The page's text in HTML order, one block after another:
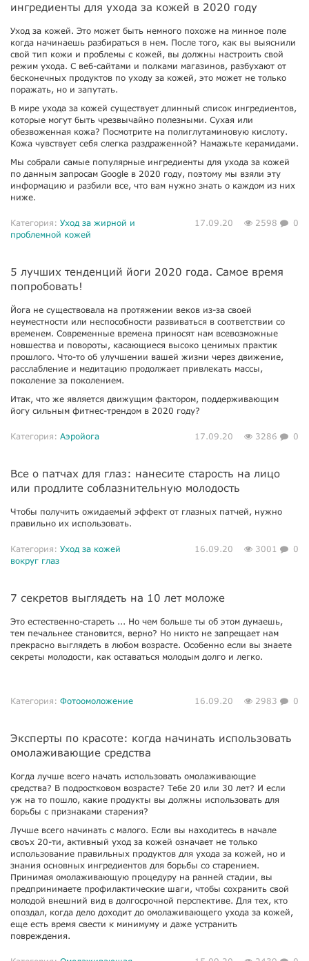
ингредиенты для ухода за кожей в 2020 году
Уход за кожей. Это может быть немного похоже на минное поле
когда начинаешь разбираться в нем. После того, как вы выяснили
свой тип кожи и проблемы с кожей, вы должны настроить свой
режим ухода. С веб-сайтами и полками магазинов, разбухают от
бесконечных продуктов по уходу за кожей, это может не только
поражать, но и запутать.
В мире ухода за кожей существует длинный список ингредиентов,
которые могут быть чрезвычайно полезными. Сухая или
обезвоженная кожа? Посмотрите на полиглутаминовую кислоту.
Кожа чувствует себя слегка раздраженной? Намажьте керамидами.
Мы собрали самые популярные ингредиенты для ухода за кожей
по данным запросам Google в 2020 году, поэтому мы взяли эту
информацию и разбили все, что вам нужно знать о каждом из них
ниже.
Категория: Уход за жирной и
проблемной кожей
17.09.20 2598 0
5 лучших тенденций йоги 2020 года. Самое время
попробовать!
Йога не существовала на протяжении веков из-за своей
неуместности или неспособности развиваться в соответствии со
временем. Современные времена приносят нам всевозможные
новшества и повороты, касающиеся высоко ценимых практик
прошлого. Что-то об улучшении вашей жизни через движение,
расслабление и медитацию продолжает привлекать массы,
поколение за поколением.
Итак, что же является движущим фактором, поддерживающим
йогу сильным фитнес-трендом в 2020 году?
Категория: Аэройога 17.09.20 3286 0
Все о патчах для глаз: нанесите старость на лицо
или продлите соблазнительную молодость
Чтобы получить ожидаемый эффект от глазных патчей, нужно
правильно их использовать.
Категория: Уход за кожей
вокруг глаз
16.09.20 3001 0
7 секретов выглядеть на 10 лет моложе
Это естественно-стареть ... Но чем больше ты об этом думаешь,
тем печальнее становится, верно? Но никто не запрещает нам
прекрасно выглядеть в любом возрасте. Особенно если вы знаете
секреты молодости, как оставаться молодым долго и легко.
Категория: Фотоомоложение 16.09.20 2983 0
Эксперты по красоте: когда начинать использовать
омолаживающие средства
Когда лучше всего начать использовать омолаживающие
средства? В подростковом возрасте? Тебе 20 или 30 лет? И если
уж на то пошло, какие продукты вы должны использовать для
борьбы с признаками старения?
Лучше всего начинать с малого. Если вы находитесь в начале
своъх 20-ти, активный уход за кожей означает не только
использование правильных продуктов для ухода за кожей, но и
знания основных ингредиентов для борьбы со старением.
Принимая омолаживающую процедуру на ранней стадии, вы
предпринимаете профилактические шаги, чтобы сохранить свой
молодой внешний вид в долгосрочной перспективе. Для тех, кто
опоздал, когда дело доходит до омолаживающего ухода за кожей,
еще есть время свести к минимуму и даже устранить
повреждения.